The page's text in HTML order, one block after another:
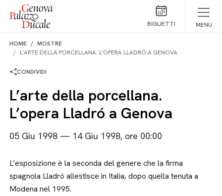
Salta al contenuto
BIGLIETTI MENU
HOME
MOSTRE
L’ARTE DELLA PORCELLANA. L’OPERA LLADRÓ A GENOVA
CONDIVIDI
L’arte della porcellana.
L’opera Lladró a Genova
05 Giu 1998 — 14 Giu 1998, ore 00:00
L’esposizione è la seconda del genere che la firma
spagnola Lladró allestisce in Italia, dopo quella tenuta a
Modena nel 1995.